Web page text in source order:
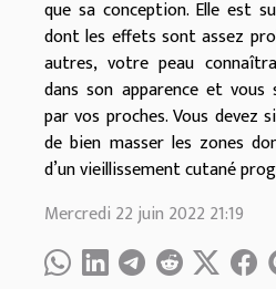
que sa conception. Elle est
dont les effets sont assez
autres, votre peau
dans son apparence et vous
par vos proches. Vous devez
de bien masser les zones
d’un vieillissement cutané
Mercredi 22 juin 2022 21:19